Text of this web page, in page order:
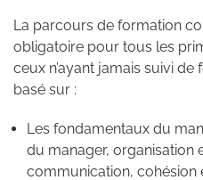
La parcours de formation
obligatoire pour tous les
ceux n’ayant jamais suivi
basé sur :
Les fondamentaux du
du manager, organisation
communication, cohésion